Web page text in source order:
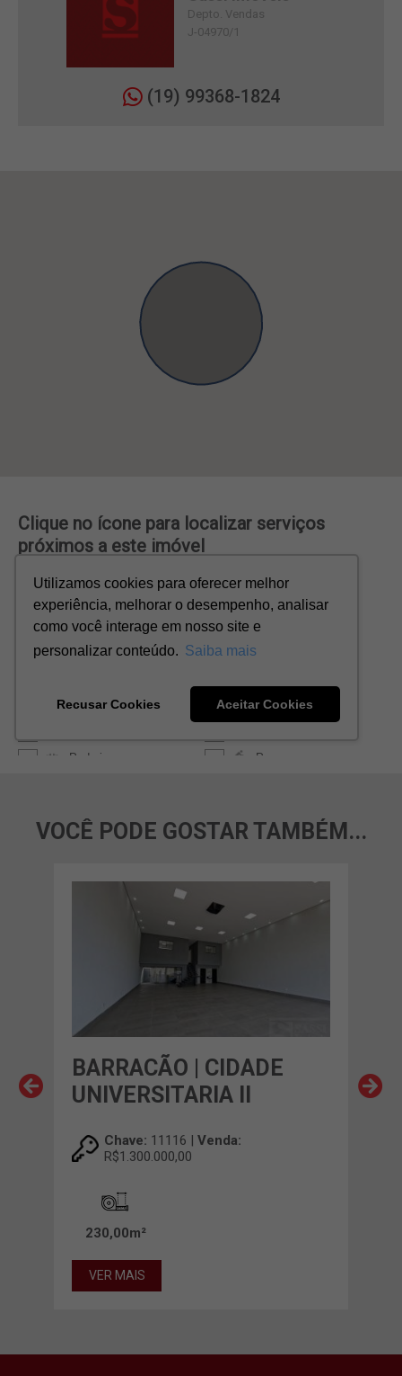
Depto. Vendas
J-04970/1
(19) 99368-1824
VOCÊ PODE GOSTAR TAMBÉM...
BARRACÃO | CIDADE
UNIVERSITARIA II
Chave: 11116 | Venda:
R$1.300.000,00
230,00m²
VER MAIS